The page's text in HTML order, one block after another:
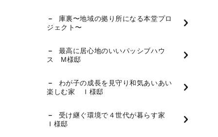
庫裏〜地域の拠り所になる本堂プロ
ジェクト〜
最高に居心地のいいパッシブハウ
ス M様邸
わが子の成長を見守り和気あいあい
楽しむ家 Ｉ様邸
受け継ぐ環境で４世代が暮らす家
Ｉ様邸